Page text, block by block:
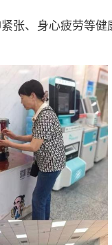
张、身心疲劳等健